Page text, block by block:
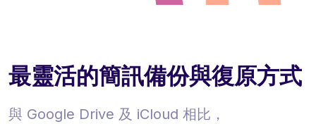
最靈活的簡訊備份與復原方式
與 Google Drive 及 iCloud 相比，